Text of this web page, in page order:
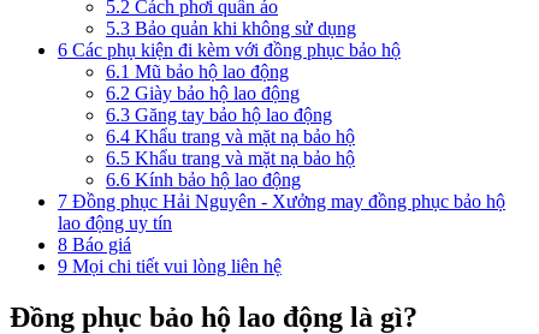
5.2 Cách phơi quần áo
5.3 Bảo quản khi không sử dụng
6 Các phụ kiện đi kèm với đồng phục bảo hộ
6.1 Mũ bảo hộ lao động
6.2 Giày bảo hộ lao động
6.3 Găng tay bảo hộ lao động
6.4 Khẩu trang và mặt nạ bảo hộ
6.5 Khẩu trang và mặt nạ bảo hộ
6.6 Kính bảo hộ lao động
7 Đồng phục Hải Nguyên - Xưởng may đồng phục bảo hộ
lao động uy tín
8 Báo giá
9 Mọi chi tiết vui lòng liên hệ
Đồng phục bảo hộ lao động là gì?